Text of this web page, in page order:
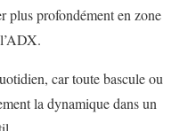
plus profondément en zone
car toute bascule ou
la dynamique dans un